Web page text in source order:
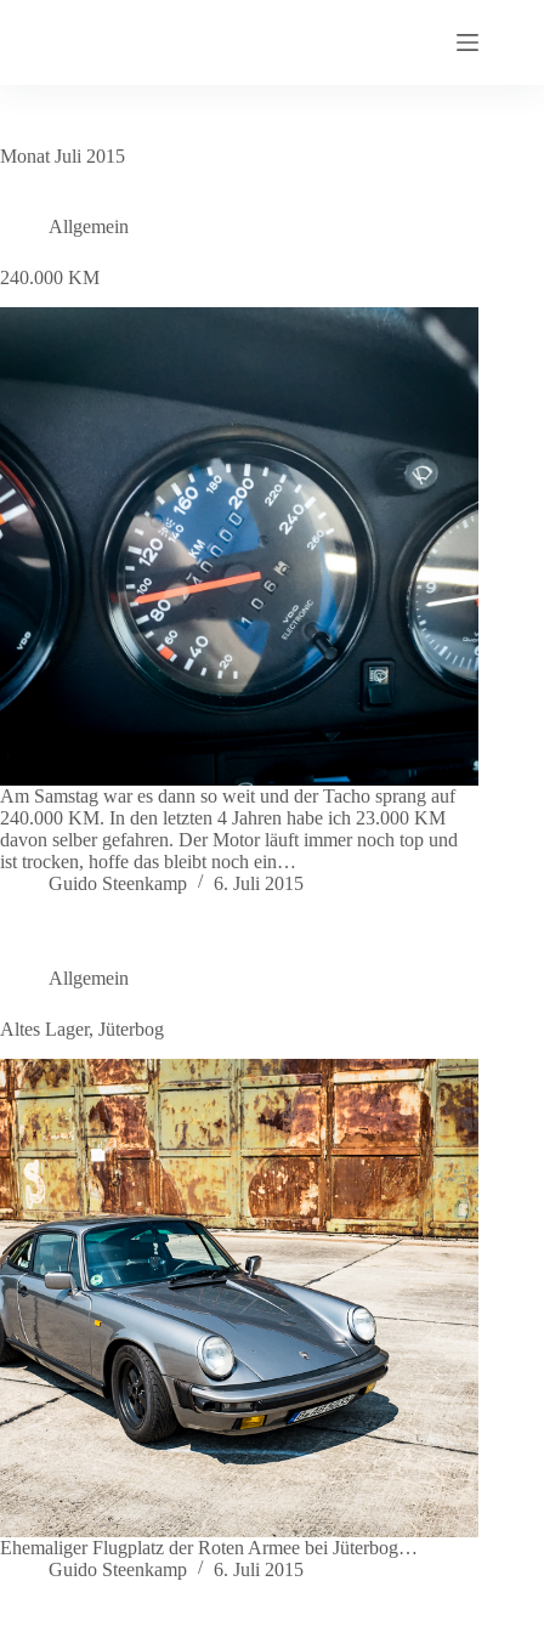
Monat Juli 2015
Allgemein
240.000 KM
Am Samstag war es dann so weit und der Tacho sprang auf
240.000 KM. In den letzten 4 Jahren habe ich 23.000 KM
davon selber gefahren. Der Motor läuft immer noch top und
ist trocken, hoffe das bleibt noch ein…
Guido Steenkamp
6. Juli 2015
Allgemein
Altes Lager, Jüterbog
Ehemaliger Flugplatz der Roten Armee bei Jüterbog…
Guido Steenkamp
6. Juli 2015